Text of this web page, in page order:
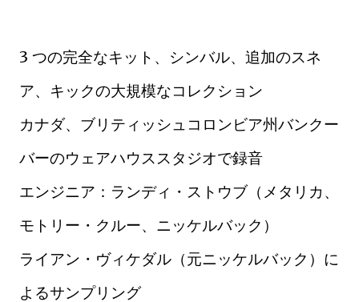
3 つの完全なキット、シンバル、追加のスネ
ア、キックの大規模なコレクション
カナダ、ブリティッシュコロンビア州バンクー
バーのウェアハウススタジオで録音
エンジニア：ランディ・ストウブ（メタリカ、
モトリー・クルー、ニッケルバック）
ライアン・ヴィケダル（元ニッケルバック）に
よるサンプリング